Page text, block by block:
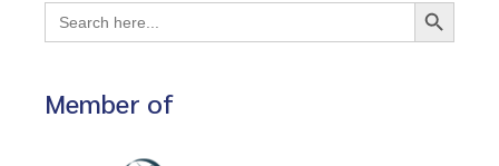
Search
for:
Member of